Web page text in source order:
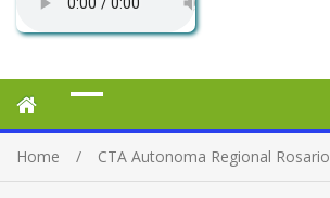
Home CTA Autonoma Regional Rosario